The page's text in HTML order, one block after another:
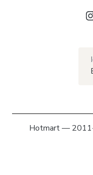
Hotmart —